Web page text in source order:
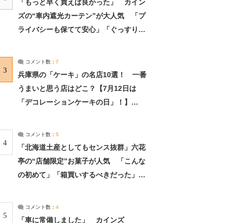
「もっと早く買えば良かった」 カイン
ズの“車内遮光カーテン”が大人気 「プ
ライバシーも保てて安心」「ぐっすり眠
3
コメント数： 7
兵庫県の「ケーキ」の名店10選！ 一番
うまいと思う店はどこ？【7月12日は
「デコレーションケーキの日」！】
4
コメント数： 5
「北海道土産としてもセンス抜群」六花
亭の“店舗限定”お菓子が人気 「こんな
の初めて」「箱買いするべきだった」
5
コメント数： 4
「車に常備しました」 カインズ